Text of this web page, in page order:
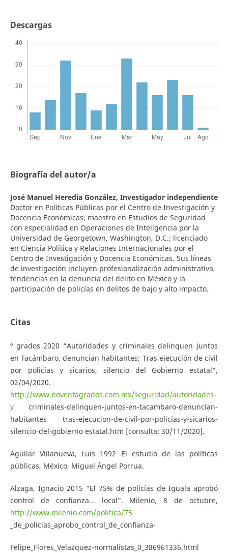
Descargas
Biografía del autor/a
José Manuel Heredia González, Investigador independiente
Doctor en Políticas Públicas por el Centro de Investigación y
Docencia Económicas; maestro en Estudios de Seguridad
con especialidad en Operaciones de Inteligencia por la
Universidad de Georgetown, Washington, D.C.; licenciado
en Ciencia Política y Relaciones Internacionales por el
Centro de Investigación y Docencia Económicas. Sus líneas
de investigación incluyen profesionalización administrativa,
tendencias en la denuncia del delito en México y la
participación de policías en delitos de bajo y alto impacto.
Citas
º grados 2020 “Autoridades y criminales delinquen juntos
en Tacámbaro, denuncian habitantes; Tras ejecución de civil
por policías y sicarios, silencio del Gobierno estatal”,
02/04/2020.
http://www.noventagrados.com.mx/seguridad/autoridades-
ycriminales-delinquen-juntos-en-tacambaro-denuncian-
habitantes tras-ejecucion-de-civil-por-policias-y-sicarios-
silencio-del-gobierno estatal.htm [consulta: 30/11/2020].
Aguilar Villanueva, Luis 1992 El estudio de las políticas
públicas, México, Miguel Ángel Porrua.
Alzaga, Ignacio 2015 “El 75% de policías de Iguala aprobó
control de confianza... local”. Milenio, 8 de octubre,
http://www.milenio.com/politica/75
_de_policias_aprobo_control_de_confianza-
Felipe_Flores_Velazquez-normalistas_0_386961336.html